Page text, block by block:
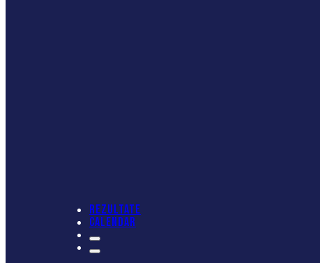
REZULTATE
CALENDAR